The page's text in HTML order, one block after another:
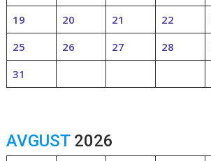
19
20 21 22
25
26 27 28
31
AVGUST2026